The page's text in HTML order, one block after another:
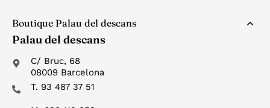
Boutique Palau del descans
Palau del descans
C/ Bruc, 68
08009 Barcelona
T. 93 487 37 51